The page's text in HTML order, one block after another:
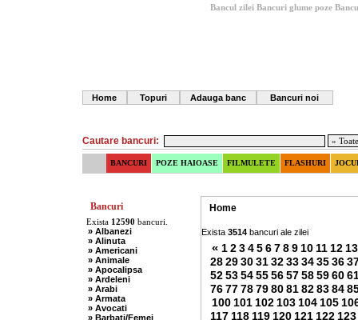
Bancul zilei Bancuri glume poze
Home Topuri Adauga banc Bancuri noi
Cautare bancuri:
BANCURI POZE HAIOASE FILMULETE FLASHURI
Bancuri
Exista 12590 bancuri.
» Albanezi
» Alinuta
» Americani
» Animale
» Apocalipsa
» Ardeleni
» Arabi
» Armata
» Avocati
» Barbati/Femei
Home
Exista 3514bancuri ale zilei
« 1 2 3 4 5 6 7 8 9 10 11 12 13
28 29 30 31 32 33 34 35 36
52 53 54 55 56 57 58 59 60
76 77 78 79 80 81 82 83 84
100 101 102 103 104 105
117 118 119 120 121 122 123